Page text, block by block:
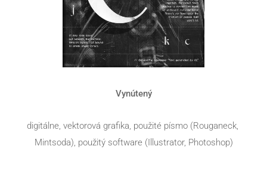
Vynútený
digitálne, vektorová grafika, použité písmo (Rouganeck,
Mintsoda), použitý software (Illustrator, Photoshop)